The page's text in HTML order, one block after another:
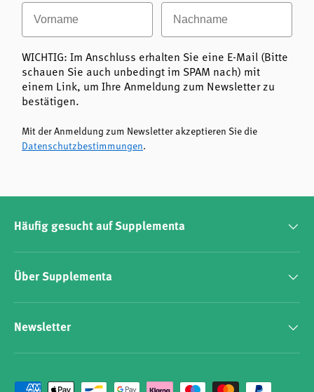
Vorname Nachname
WICHTIG: Im Anschluss erhalten Sie eine E-Mail (Bitte
schauen Sie auch unbedingt im SPAM nach) mit
einem Link, um Ihre Anmeldung zum Newsletter zu
bestätigen.
Mit der Anmeldung zum Newsletter akzeptieren Sie die
Datenschutzbestimmungen.
Häufig gesucht auf Supplementa
Über Supplementa
Newsletter
Zahlungsmethoden